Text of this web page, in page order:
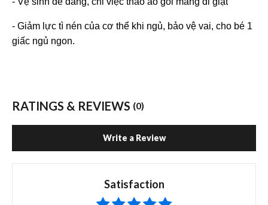
- Giảm lực tì nén của cơ thể khi ngủ, bảo vệ vai, cho bé 1
giấc ngủ ngon.
RATINGS & REVIEWS (0)
Write a Review
Satisfaction